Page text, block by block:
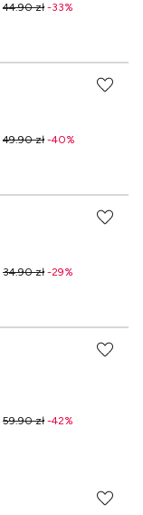
44.90 zł -33%
49.90 zł -40%
34.90 zł -29%
59.90 zł -42%